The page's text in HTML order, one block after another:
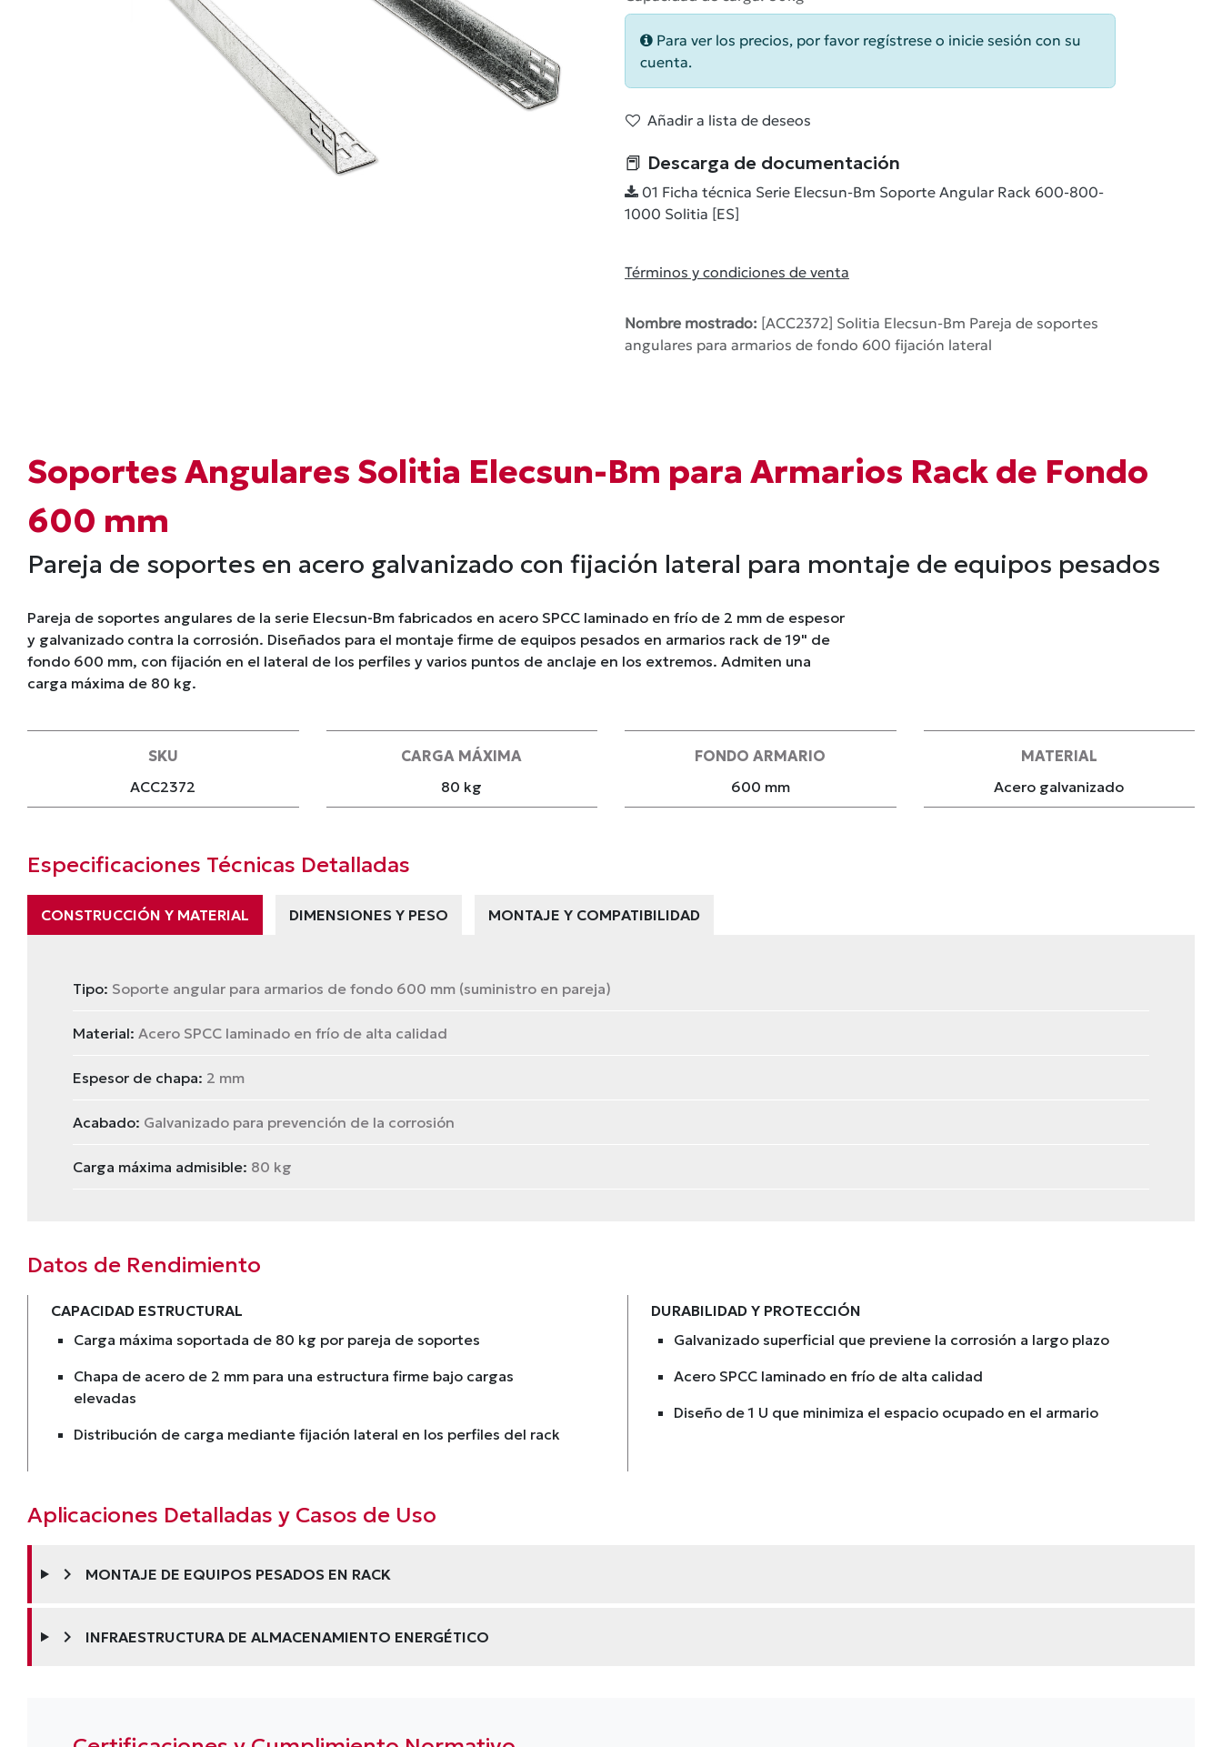
Para ver los precios, por favor regístrese o inicie sesión con su
cuenta.
Añadir a lista de deseos
📕 Descarga de documentación
01 Ficha técnica Serie Elecsun-Bm Soporte Angular Rack 600-800-
1000 Solitia [ES]
Términos y condiciones de venta
Nombre mostrado: [ACC2372] Solitia Elecsun-Bm Pareja de soportes
angulares para armarios de fondo 600 fijación lateral
Soportes Angulares Solitia Elecsun-Bm para Armarios Rack de Fondo
600 mm
Pareja de soportes en acero galvanizado con fijación lateral para montaje de equipos pesados
Pareja de soportes angulares de la serie Elecsun-Bm fabricados en acero SPCC laminado en frío de 2 mm de espesor
y galvanizado contra la corrosión. Diseñados para el montaje firme de equipos pesados en armarios rack de 19" de
fondo 600 mm, con fijación en el lateral de los perfiles y varios puntos de anclaje en los extremos. Admiten una
carga máxima de 80 kg.
SKU
ACC2372
CARGA MÁXIMA
80 kg
FONDO ARMARIO
600 mm
MATERIAL
Acero galvanizado
Especificaciones Técnicas Detalladas
CONSTRUCCIÓN Y MATERIAL DIMENSIONES Y PESO MONTAJE Y COMPATIBILIDAD
Tipo: Soporte angular para armarios de fondo 600 mm (suministro en pareja)
Material: Acero SPCC laminado en frío de alta calidad
Espesor de chapa: 2 mm
Acabado: Galvanizado para prevención de la corrosión
Carga máxima admisible: 80 kg
Datos de Rendimiento
CAPACIDAD ESTRUCTURAL
Carga máxima soportada de 80 kg por pareja de soportes
Chapa de acero de 2 mm para una estructura firme bajo cargas
elevadas
Distribución de carga mediante fijación lateral en los perfiles del rack
DURABILIDAD Y PROTECCIÓN
Galvanizado superficial que previene la corrosión a largo plazo
Acero SPCC laminado en frío de alta calidad
Diseño de 1 U que minimiza el espacio ocupado en el armario
Aplicaciones Detalladas y Casos de Uso
chevron_right MONTAJE DE EQUIPOS PESADOS EN RACK
chevron_right INFRAESTRUCTURA DE ALMACENAMIENTO ENERGÉTICO